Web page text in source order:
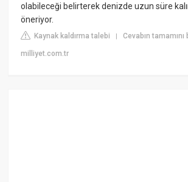
olabileceği belirterek denizde uzun süre
öneriyor.
Kaynak kaldırma talebi |Cevabın
milliyet.com.tr